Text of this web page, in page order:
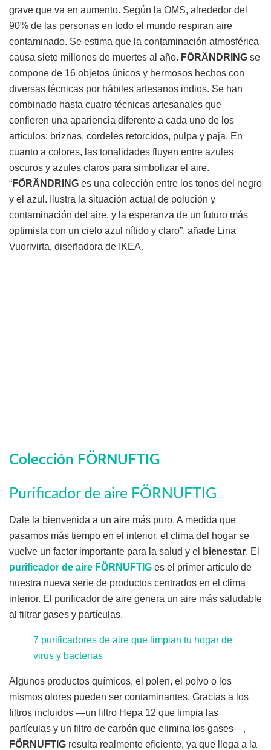
grave que va en aumento. Según la OMS, alrededor del
90% de las personas en todo el mundo respiran aire
contaminado. Se estima que la contaminación atmosférica
causa siete millones de muertes al año. FÖRÄNDRING se
compone de 16 objetos únicos y hermosos hechos con
diversas técnicas por hábiles artesanos indios. Se han
combinado hasta cuatro técnicas artesanales que
confieren una apariencia diferente a cada uno de los
artículos: briznas, cordeles retorcidos, pulpa y paja. En
cuanto a colores, las tonalidades fluyen entre azules
oscuros y azules claros para simbolizar el aire.
“FÖRÄNDRING es una colección entre los tonos del negro
y el azul. Ilustra la situación actual de polución y
contaminación del aire, y la esperanza de un futuro más
optimista con un cielo azul nítido y claro”, añade Lina
Vuorivirta, diseñadora de IKEA.
Colección FÖRNUFTIG
Purificador de aire FÖRNUFTIG
Dale la bienvenida a un aire más puro. A medida que
pasamos más tiempo en el interior, el clima del hogar se
vuelve un factor importante para la salud y el
bienestar. El
purificador de aire FÖRNUFTIG es el primer artículo de
nuestra nueva serie de productos centrados en el clima
interior. El purificador de aire genera un aire más saludable
al filtrar gases y partículas.
7 purificadores de aire que limpian tu hogar de
virus y bacterias
Algunos productos químicos, el polen, el polvo o los
mismos olores pueden ser contaminantes. Gracias a los
filtros incluidos —un filtro Hepa 12 que limpia las
partículas y un filtro de carbón que elimina los gases—,
FÖRNUFTIG resulta realmente eficiente, ya que llega a la